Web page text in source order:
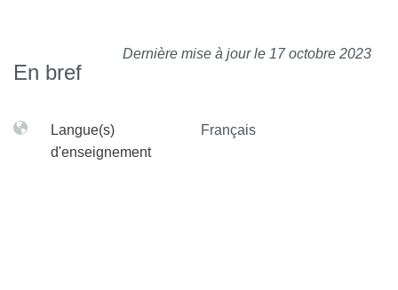
Dernière mise à jour le 17 octobre 2023
En bref
Langue(s)
d'enseignement
Français